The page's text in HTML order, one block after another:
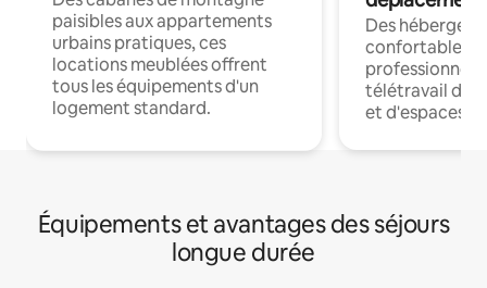
paisibles aux appartements
urbains pratiques, ces
locations meublées offrent
tous les équipements d'un
logement standard.
Des
confortables
professionnels
télétravail
et d'espaces
Équipements et avantages des séjours
longue durée